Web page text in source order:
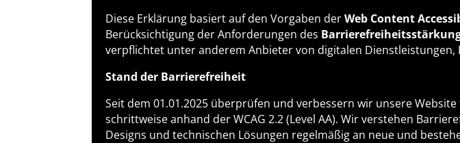
Diese Erklärung basiert auf den Vorgaben derWeb Content
Berücksichtigung der Anforderungen des
verpflichtet unter anderem Anbieter von digitalen
Stand der Barrierefreiheit
Seit dem 01.01.2025 überprüfen und verbessern wir unsere
schrittweise anhand der WCAG 2.2 (Level AA). Wir verstehen
Designs und technischen Lösungen regelmäßig an neue und